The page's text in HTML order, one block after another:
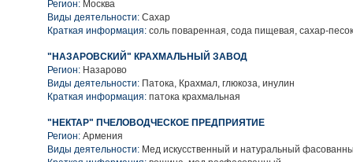
Регион: Москва
Виды деятельности: Сахар
Краткая информация: соль поваренная, сода пищевая, сахар-песок
"НАЗАРОВСКИЙ" КРАХМАЛЬНЫЙ ЗАВОД
Регион: Назарово
Виды деятельности: Патока, Крахмал, глюкоза, инулин
Краткая информация: патока крахмальная
"НЕКТАР" ПЧЕЛОВОДЧЕСКОЕ ПРЕДПРИЯТИЕ
Регион: Армения
Виды деятельности: Мед искусственный и натуральный